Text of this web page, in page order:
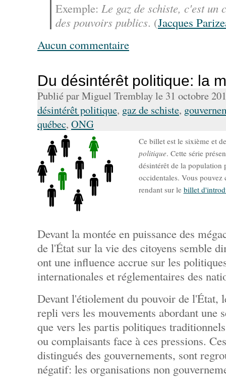
Exemple: Le gaz de schiste, c'est un
des pouvoirs publics. (Jacques
Aucun commentaire
Du désintérêt politique: la
Publié par Miguel Tremblay le 31 octobre
désintérêt politique, gaz de schiste,
québec, ONG
Ce billet est le sixième et
politique. Cette série
désintérêt de la population
occidentales. Vous pouvez
rendant sur le billet
Devant la montée en puissance des
de l'État sur la vie des citoyens semble
ont une influence accrue sur les
internationales et réglementaires des
Devant l'étiolement du pouvoir de l'État,
repli vers les mouvements abordant une
que vers les partis politiques
ou complaisants face à ces pressions.
distingués des gouvernements, sont
négatif: les organisations non